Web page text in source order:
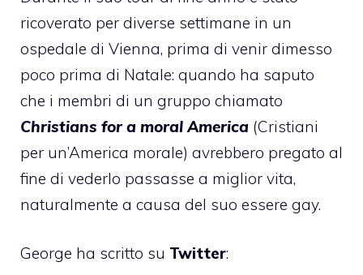
ricoverato per diverse settimane in un
ospedale di Vienna, prima di venir dimesso
poco prima di Natale: quando ha saputo
che i membri di un gruppo chiamato
Christians for a moral America (Cristiani
per un’America morale) avrebbero pregato al
fine di vederlo passasse a miglior vita,
naturalmente a causa del suo essere gay.
George ha scritto su Twitter: